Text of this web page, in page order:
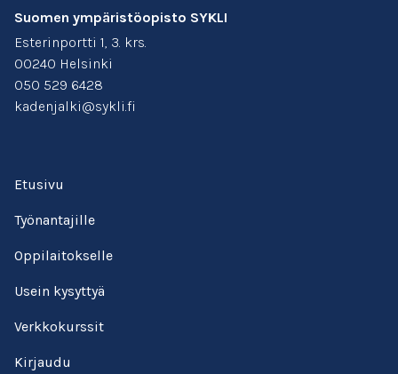
Suomen ympäristöopisto SYKLI
Esterinportti 1, 3. krs.
00240 Helsinki
050 529 6428
kadenjalki@sykli.fi
Etusivu
Työnantajille
Oppilaitokselle
Usein kysyttyä
Verkkokurssit
Kirjaudu